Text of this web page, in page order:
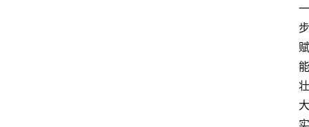
一
步
赋
能
壮
大
实